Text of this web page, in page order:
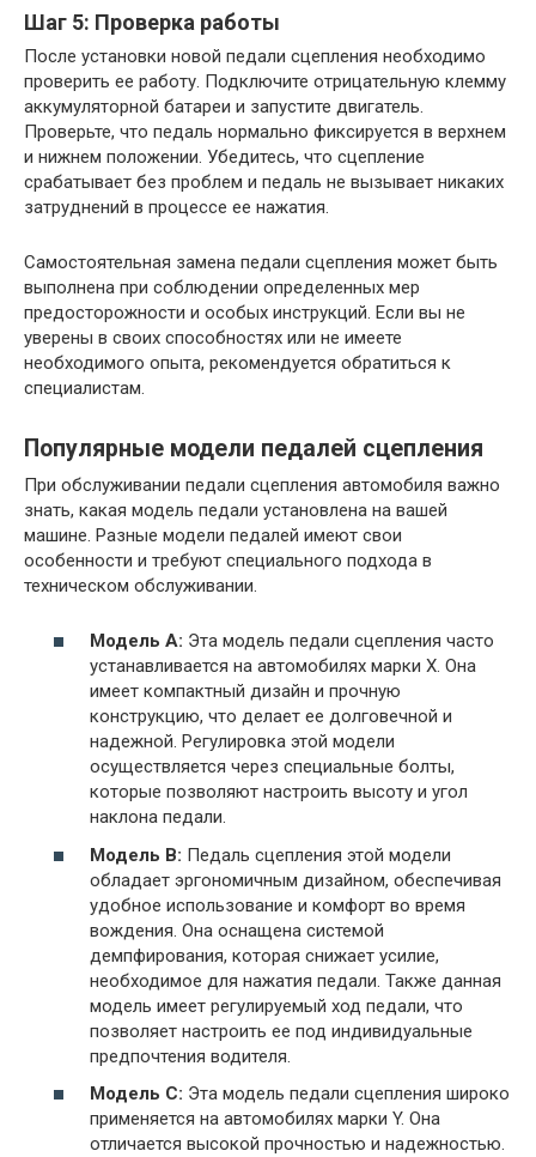
Шаг 5: Проверка работы
После установки новой педали сцепления необходимо
проверить ее работу. Подключите отрицательную клемму
аккумуляторной батареи и запустите двигатель.
Проверьте, что педаль нормально фиксируется в верхнем
и нижнем положении. Убедитесь, что сцепление
срабатывает без проблем и педаль не вызывает никаких
затруднений в процессе ее нажатия.
Самостоятельная замена педали сцепления может быть
выполнена при соблюдении определенных мер
предосторожности и особых инструкций. Если вы не
уверены в своих способностях или не имеете
необходимого опыта, рекомендуется обратиться к
специалистам.
Популярные модели педалей сцепления
При обслуживании педали сцепления автомобиля важно
знать, какая модель педали установлена на вашей
машине. Разные модели педалей имеют свои
особенности и требуют специального подхода в
техническом обслуживании.
Модель A: Эта модель педали сцепления часто
устанавливается на автомобилях марки X. Она
имеет компактный дизайн и прочную
конструкцию, что делает ее долговечной и
надежной. Регулировка этой модели
осуществляется через специальные болты,
которые позволяют настроить высоту и угол
наклона педали.
Модель B: Педаль сцепления этой модели
обладает эргономичным дизайном, обеспечивая
удобное использование и комфорт во время
вождения. Она оснащена системой
демпфирования, которая снижает усилие,
необходимое для нажатия педали. Также данная
модель имеет регулируемый ход педали, что
позволяет настроить ее под индивидуальные
предпочтения водителя.
Модель C: Эта модель педали сцепления широко
применяется на автомобилях марки Y. Она
отличается высокой прочностью и надежностью.